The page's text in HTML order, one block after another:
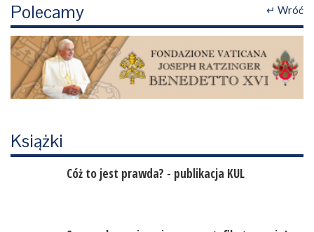
↵ Wróć
Polecamy
Książki
Cóż to jest prawda? - publikacja KUL